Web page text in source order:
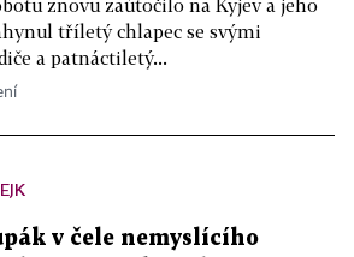
znovu zaútočilo na Kyjev a jeho
tříletý chlapec se svými
a patnáctiletý...
v čele nemyslícího